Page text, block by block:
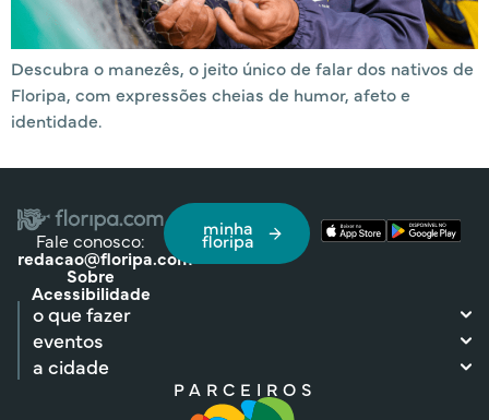
Descubra o manezês, o jeito único de falar dos nativos de
Floripa, com expressões cheias de humor, afeto e
identidade.
Fale conosco:
redacao@floripa.com
Sobre
Acessibilidade
minha
floripa
o que fazer
eventos
a cidade
PARCEIROS